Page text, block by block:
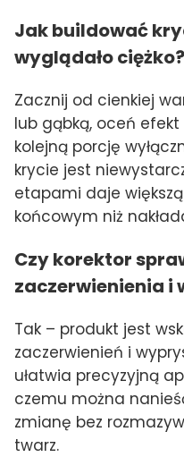
Jak buildować
wyglądało ciężko?
Zacznij od cienkiej
lub gąbką, oceń efekt
kolejną porcję
krycie jest
etapami daje
końcowym niż
Czy korektor
zaczerwienienia i
Tak – produkt jest
zaczerwienień i
ułatwia precyzyjną
czemu można
zmianę bez
twarz.